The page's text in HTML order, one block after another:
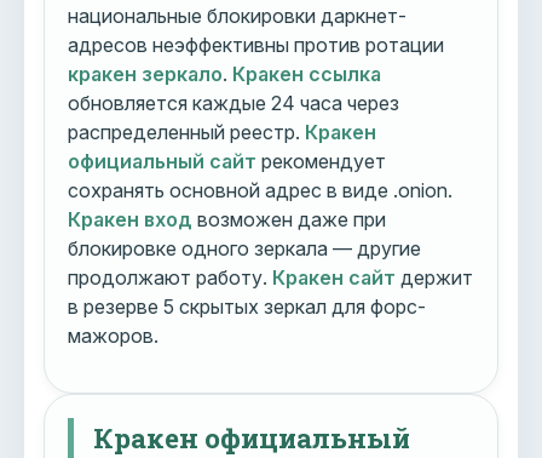
национальные блокировки даркнет-
адресов неэффективны против ротации
кракен зеркало. Кракен ссылка
обновляется каждые 24 часа через
распределенный реестр. Кракен
официальный сайт рекомендует
сохранять основной адрес в виде .onion.
Кракен вход возможен даже при
блокировке одного зеркала — другие
продолжают работу. Кракен сайт держит
в резерве 5 скрытых зеркал для форс-
мажоров.
Кракен официальный